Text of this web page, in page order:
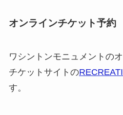
オンラインチケット予約
ワシントンモニュメントの
チケットサイトの
す。